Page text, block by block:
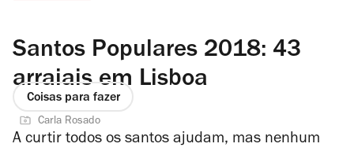
Santos Populares 2018: 43
arraiais em Lisboa
Coisas para fazer
Carla Rosado
A curtir todos os santos ajudam, mas nenhum